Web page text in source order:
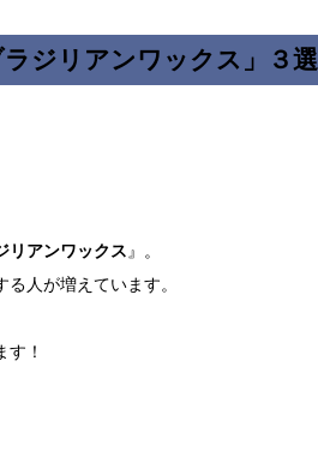
ジリアンワックス」３選
リアンワックス 』。
人が増えています。
！